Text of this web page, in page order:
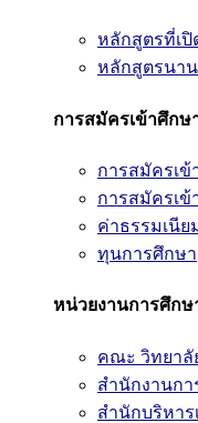
หลักสูตรที่เ
หลักสูตรนา
การสมัครเข้าศึกษ
การสมัครเ
การสมัครเ
ค่าธรรมเนีย
ทุนการศึกษา
หน่วยงานการศึกษ
คณะ วิทยาลั
สำนักงานกา
สำนักบริหาร